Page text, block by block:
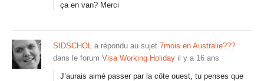
ça en van? Merci
SIDSCHOL a répondu au sujet 7mois en Australie???
dans le forum Visa Working Holiday il y a 16 ans
J’aurais aimé passer par la côte ouest, tu penses que